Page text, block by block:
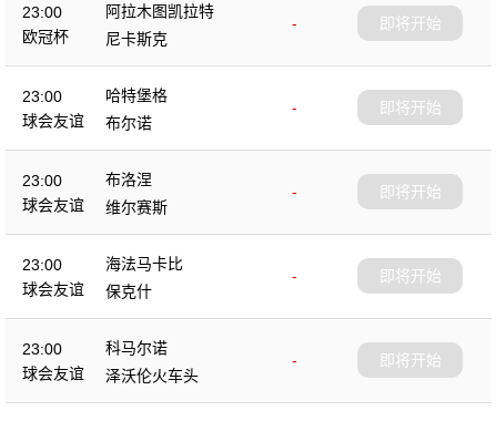
23:00
欧冠杯
阿拉木图凯拉特
-
尼卡斯克
即将开始
23:00
球会友谊
哈特堡格
-
布尔诺
即将开始
23:00
球会友谊
布洛涅
-
维尔赛斯
即将开始
23:00
球会友谊
海法马卡比
-
保克什
即将开始
23:00
球会友谊
科马尔诺
-
泽沃伦火车头
即将开始